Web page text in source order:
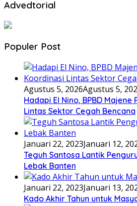
Advedtorial
Populer Post
Agustus 5, 2026Agustus 5,
Hadapi El Nino, BPBD
Lintas Sektor Cegah Bencana
Januari 22, 2023Januari 12,
Teguh Santosa Lantik
Lebak Banten
Januari 22, 2023Januari 13,
Kado Akhir Tahun untuk